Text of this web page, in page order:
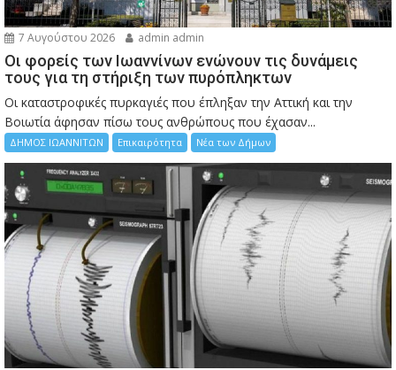
7 Αυγούστου 2026 admin admin
Οι φορείς των Ιωαννίνων ενώνουν τις δυνάμεις
τους για τη στήριξη των πυρόπληκτων
Οι καταστροφικές πυρκαγιές που έπληξαν την Αττική και την
Bοιωτία άφησαν πίσω τους ανθρώπους που έχασαν...
ΔΗΜΟΣ ΙΩΑΝΝΙΤΩΝ Επικαιρότητα Νέα των Δήμων